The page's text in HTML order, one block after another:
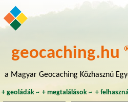
geocaching.hu
a Magyar Geocaching Közhasznú
+ geoládák~ +megtalálások ~ +